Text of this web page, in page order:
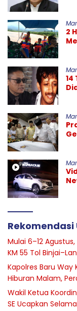
2
Rekomendasi
Mulai 6–12
KM 55 Tol
Kapolres Baru
Hiburan Malam,
Wakil Ketua
SE Ucapkan